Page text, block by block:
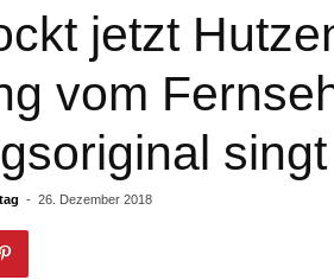
jetzt
vom
- 26. Dezember 2018